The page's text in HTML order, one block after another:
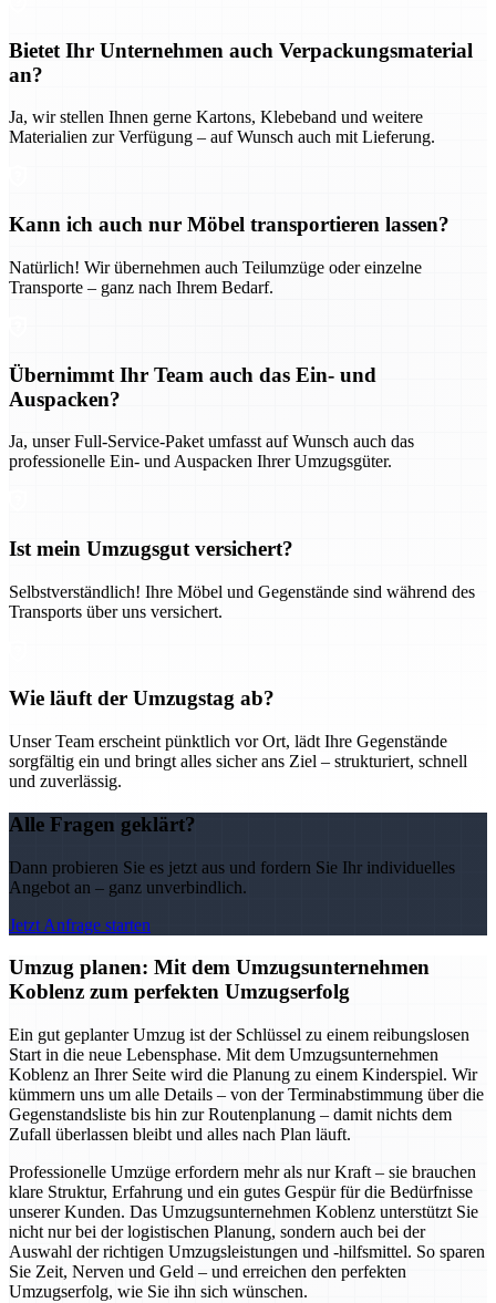
Bietet Ihr Unternehmen auch Verpackungsmaterial
an?
Ja, wir stellen Ihnen gerne Kartons, Klebeband und weitere
Materialien zur Verfügung – auf Wunsch auch mit Lieferung.
Kann ich auch nur Möbel transportieren lassen?
Natürlich! Wir übernehmen auch Teilumzüge oder einzelne
Transporte – ganz nach Ihrem Bedarf.
Übernimmt Ihr Team auch das Ein- und
Auspacken?
Ja, unser Full-Service-Paket umfasst auf Wunsch auch das
professionelle Ein- und Auspacken Ihrer Umzugsgüter.
Ist mein Umzugsgut versichert?
Selbstverständlich! Ihre Möbel und Gegenstände sind während des
Transports über uns versichert.
Wie läuft der Umzugstag ab?
Unser Team erscheint pünktlich vor Ort, lädt Ihre Gegenstände
sorgfältig ein und bringt alles sicher ans Ziel – strukturiert, schnell
und zuverlässig.
Alle Fragen geklärt?
Dann probieren Sie es jetzt aus und fordern Sie Ihr individuelles
Angebot an – ganz unverbindlich.
Jetzt Anfrage starten
Umzug planen: Mit dem Umzugsunternehmen
Koblenz zum perfekten Umzugserfolg
Ein gut geplanter Umzug ist der Schlüssel zu einem reibungslosen
Start in die neue Lebensphase. Mit dem Umzugsunternehmen
Koblenz an Ihrer Seite wird die Planung zu einem Kinderspiel. Wir
kümmern uns um alle Details – von der Terminabstimmung über die
Gegenstandsliste bis hin zur Routenplanung – damit nichts dem
Zufall überlassen bleibt und alles nach Plan läuft.
Professionelle Umzüge erfordern mehr als nur Kraft – sie brauchen
klare Struktur, Erfahrung und ein gutes Gespür für die Bedürfnisse
unserer Kunden. Das Umzugsunternehmen Koblenz unterstützt Sie
nicht nur bei der logistischen Planung, sondern auch bei der
Auswahl der richtigen Umzugsleistungen und -hilfsmittel. So sparen
Sie Zeit, Nerven und Geld – und erreichen den perfekten
Umzugserfolg, wie Sie ihn sich wünschen.